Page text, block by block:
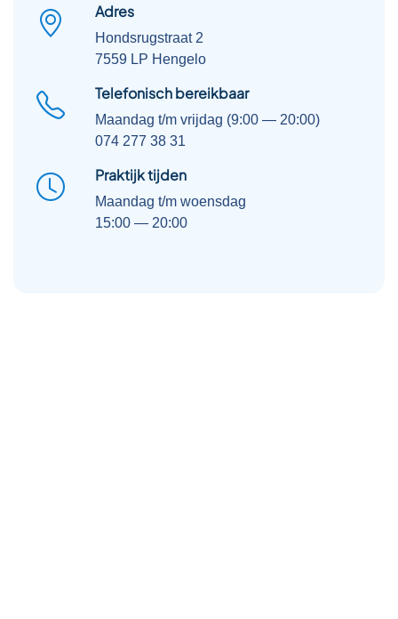
Adres
Hondsrugstraat 2
7559 LP Hengelo
Telefonisch bereikbaar
Maandag t/m vrijdag (9:00 — 20:00)
074 277 38 31
Praktijk tijden
Maandag t/m woensdag
15:00 — 20:00